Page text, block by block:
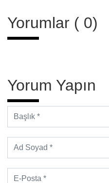
Yorumlar ( 0)
Yorum Yapın